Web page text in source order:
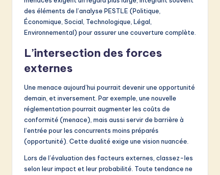
des éléments de l’analyse PESTLE (Politique,
Économique, Social, Technologique, Légal,
Environnemental) pour assurer une couverture complète.
L’intersection des forces
externes
Une menace aujourd’hui pourrait devenir une opportunité
demain, et inversement. Par exemple, une nouvelle
réglementation pourrait augmenter les coûts de
conformité (menace), mais aussi servir de barrière à
l’entrée pour les concurrents moins préparés
(opportunité). Cette dualité exige une vision nuancée.
Lors de l’évaluation des facteurs externes, classez-les
selon leur impact et leur probabilité. Toute tendance ne